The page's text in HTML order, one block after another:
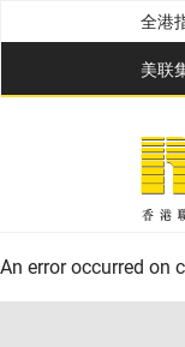
全港
港岛
九龙
新界
美联
美联
全港
An error occurred on